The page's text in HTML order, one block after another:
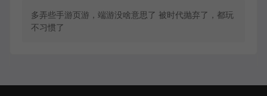
多弄些手游页游，端游没啥意思了 被时代抛弃了，都玩
不习惯了